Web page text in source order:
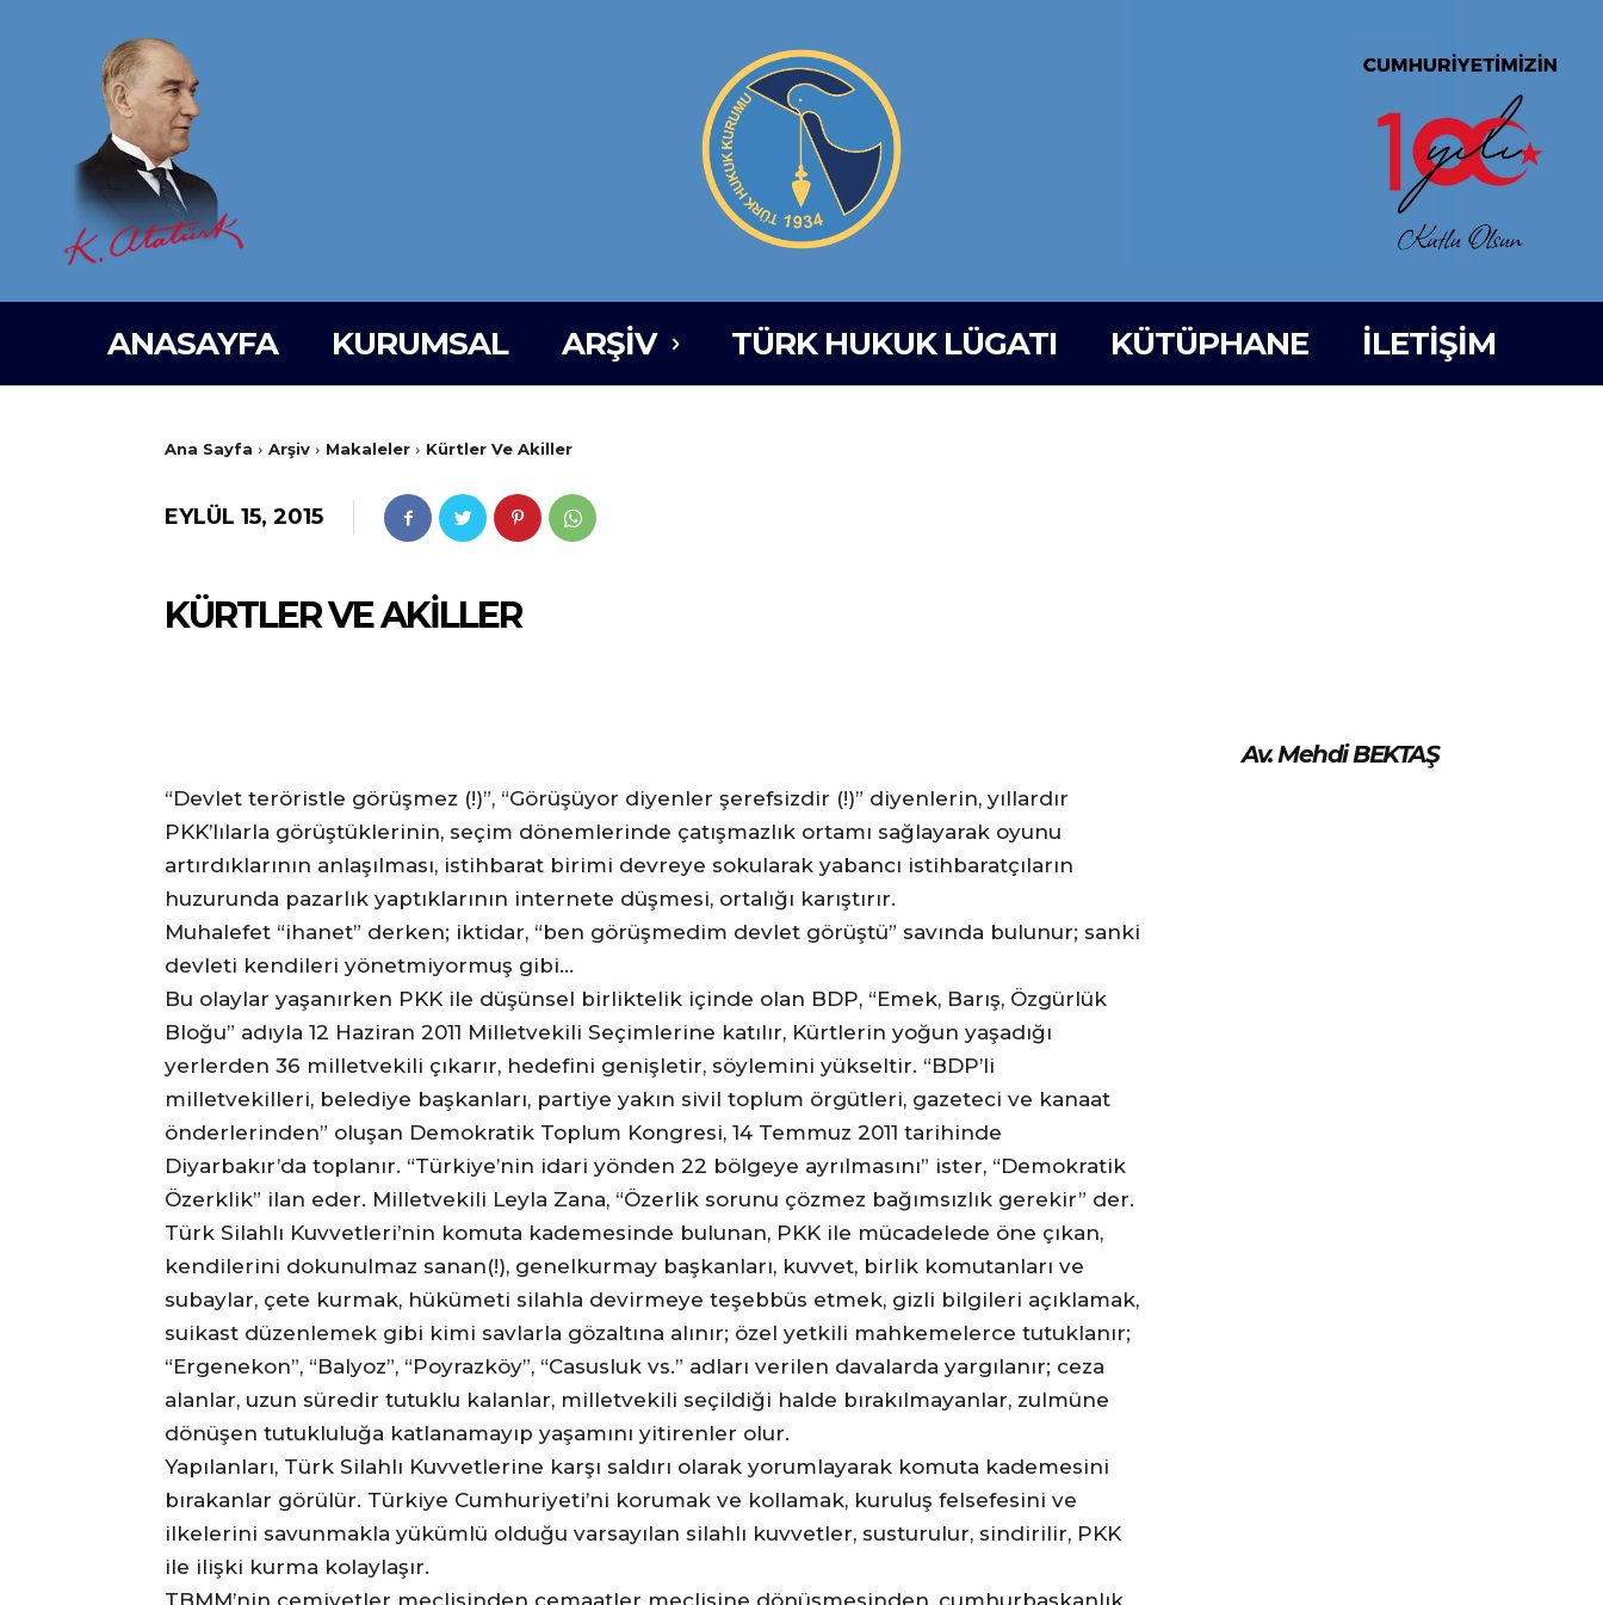
ANASAYFA KURUMSAL ARŞIV TÜRK HUKUK LÜGATI KÜTÜPHANE İLETİŞİM
Ana Sayfa Arşiv Makaleler Kürtler Ve Akiller
EYLÜL 15, 2015
KÜRTLER VE AKILLER
Av. Mehdi BEKTAŞ
“Devlet teröristle görüşmez (!)”, “Görüşüyor diyenler şerefsizdir (!)” diyenlerin, yıllardır
PKK’lılarla görüştüklerinin, seçim dönemlerinde çatışmazlık ortamı sağlayarak oyunu
artırdıklarının anlaşılması, istihbarat birimi devreye sokularak yabancı istihbaratçıların
huzurunda pazarlık yaptıklarının internete düşmesi, ortalığı karıştırır.
Muhalefet “ihanet” derken; iktidar, “ben görüşmedim devlet görüştü” savında bulunur; sanki
devleti kendileri yönetmiyormuş gibi…
Bu olaylar yaşanırken PKK ile düşünsel birliktelik içinde olan BDP, “Emek, Barış, Özgürlük
Bloğu” adıyla 12 Haziran 2011 Milletvekili Seçimlerine katılır, Kürtlerin yoğun yaşadığı
yerlerden 36 milletvekili çıkarır, hedefini genişletir, söylemini yükseltir. “BDP’li
milletvekilleri, belediye başkanları, partiye yakın sivil toplum örgütleri, gazeteci ve kanaat
önderlerinden” oluşan Demokratik Toplum Kongresi, 14 Temmuz 2011 tarihinde
Diyarbakır’da toplanır. “Türkiye’nin idari yönden 22 bölgeye ayrılmasını” ister, “Demokratik
Özerklik” ilan eder. Milletvekili Leyla Zana, “Özerlik sorunu çözmez bağımsızlık gerekir” der.
Türk Silahlı Kuvvetleri’nin komuta kademesinde bulunan, PKK ile mücadelede öne çıkan,
kendilerini dokunulmaz sanan(!), genelkurmay başkanları, kuvvet, birlik komutanları ve
subaylar, çete kurmak, hükümeti silahla devirmeye teşebbüs etmek, gizli bilgileri açıklamak,
suikast düzenlemek gibi kimi savlarla gözaltına alınır; özel yetkili mahkemelerce tutuklanır;
“Ergenekon”, “Balyoz”, “Poyrazköy”, “Casusluk vs.” adları verilen davalarda yargılanır; ceza
alanlar, uzun süredir tutuklu kalanlar, milletvekili seçildiği halde bırakılmayanlar, zulmüne
dönüşen tutukluluğa katlanamayıp yaşamını yitirenler olur.
Yapılanları, Türk Silahlı Kuvvetlerine karşı saldırı olarak yorumlayarak komuta kademesini
bırakanlar görülür. Türkiye Cumhuriyeti’ni korumak ve kollamak, kuruluş felsefesini ve
ilkelerini savunmakla yükümlü olduğu varsayılan silahlı kuvvetler, susturulur, sindirilir, PKK
ile ilişki kurma kolaylaşır.